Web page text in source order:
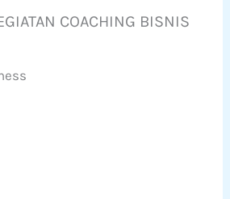
COACHING BISNIS